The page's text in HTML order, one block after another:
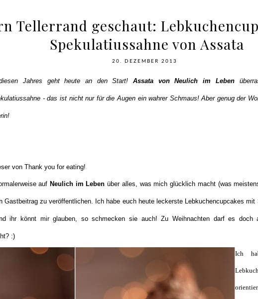
Tellerrand geschaut:
Spekulatiussahne von Assata
20. DEZEMBER 2013
Jahres geht heute an den Start! Assata von Neulich im Leben
- das ist nicht nur für die Augen ein wahrer Schmaus! Aber genug der
von Thank you for eating!
auf Neulich im Leben über alles, was mich glücklich macht (was
Gastbeitrag zu veröffentlichen. Ich habe euch heute leckerste Lebkuchencupcakes
ihr könnt mir glauben, so schmecken sie auch! Zu Weihnachten darf es doch
:)
Ich